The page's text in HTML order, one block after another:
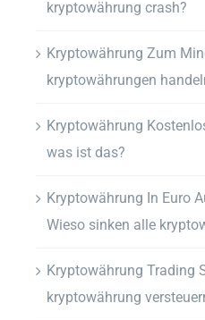
kryptowährung crash?
Kryptowährung Zum
kryptowährungen
Kryptowährung
was ist das?
Kryptowährung In Euro
Wieso sinken alle
Kryptowährung Trading
kryptowährung